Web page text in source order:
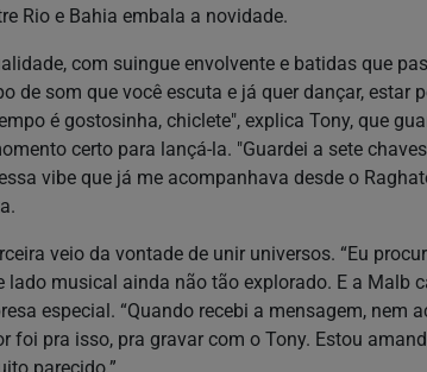
Rio e Bahia embala a novidade.
com suingue envolvente e batidas que
de som que você escuta e já quer dançar, estar
é gostosinha, chiclete", explica Tony, que
certo para lançá-la. "Guardei a sete
vibe que já me acompanhava desde o
veio da vontade de unir universos. “Eu
lado musical ainda não tão explorado. E a Malb
especial. “Quando recebi a mensagem, nem
foi pra isso, pra gravar com o Tony. Estou